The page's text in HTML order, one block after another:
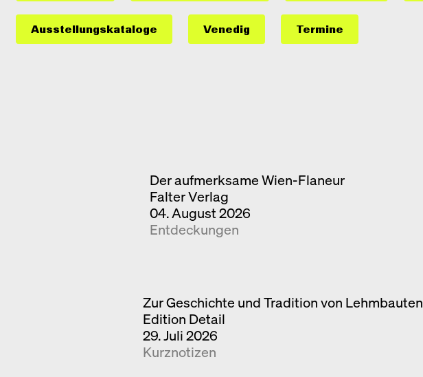
Ausstellungs­kataloge Venedig Termine
Der aufmerksame Wien-Flaneur
Falter Verlag
04. August 2026
Entdeckungen
Zur Geschichte und Tradition von Lehmbauten
Edition Detail
29. Juli 2026
Kurznotizen